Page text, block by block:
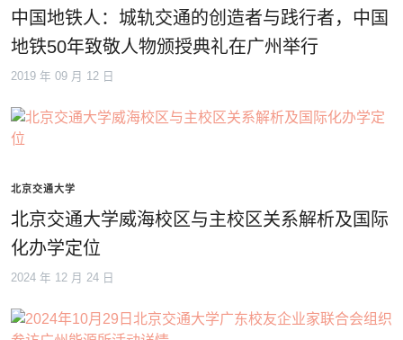
中国地铁人：城轨交通的创造者与践行者，中国
地铁50年致敬人物颁授典礼在广州举行
2019 年 09 月 12 日
北京交通大学
北京交通大学威海校区与主校区关系解析及国际
化办学定位
2024 年 12 月 24 日